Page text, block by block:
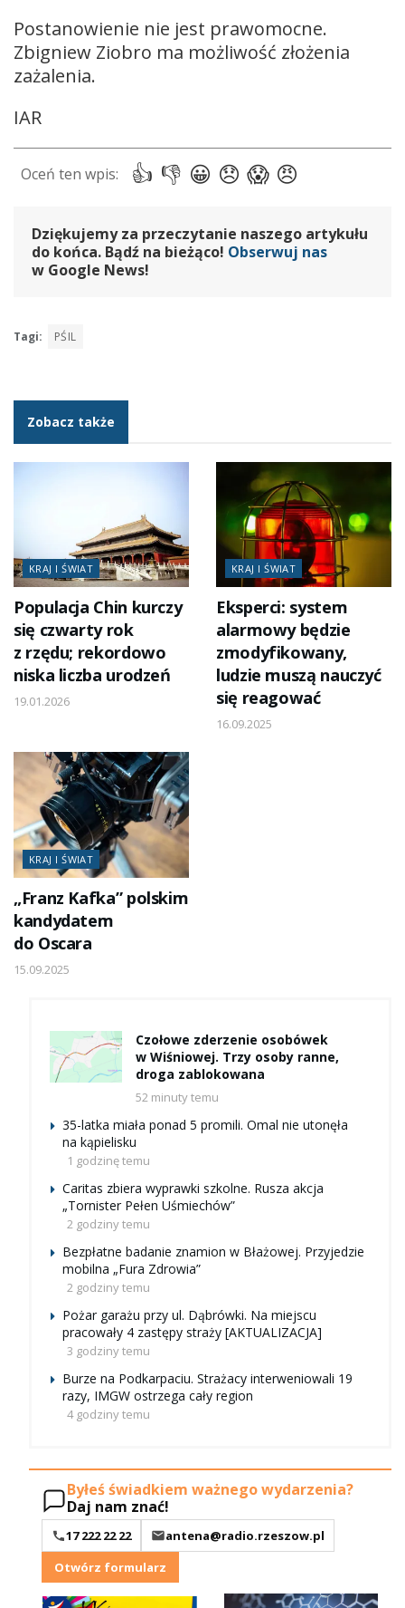
Postanowienie nie jest prawomocne.
Zbigniew Ziobro ma możliwość złożenia
zażalenia.
IAR
Dziękujemy za przeczytanie naszego artykułu
do końca. Bądź na bieżąco! Obserwuj nas
w Google News!
Tagi: PŚIL
Zobacz także
KRAJ I ŚWIAT
Populacja Chin kurczy
się czwarty rok
z rzędu; rekordowo
niska liczba urodzeń
19.01.2026
KRAJ I ŚWIAT
Eksperci: system
alarmowy będzie
zmodyfikowany,
ludzie muszą nauczyć
się reagować
16.09.2025
KRAJ I ŚWIAT
„Franz Kafka” polskim
kandydatem
do Oscara
15.09.2025
Czołowe zderzenie osobówek
w Wiśniowej. Trzy osoby ranne,
droga zablokowana
52 minuty temu
35-latka miała ponad 5 promili. Omal nie utonęła
na kąpielisku
1 godzinę temu
Caritas zbiera wyprawki szkolne. Rusza akcja
„Tornister Pełen Uśmiechów”
2 godziny temu
Bezpłatne badanie znamion w Błażowej. Przyjedzie
mobilna „Fura Zdrowia”
2 godziny temu
Pożar garażu przy ul. Dąbrówki. Na miejscu
pracowały 4 zastępy straży [AKTUALIZACJA]
3 godziny temu
Burze na Podkarpaciu. Strażacy interweniowali 19
razy, IMGW ostrzega cały region
4 godziny temu
Byłeś świadkiem ważnego wydarzenia?
Daj nam znać!
17 222 22 22
antena@radio.rzeszow.pl
Otwórz formularz